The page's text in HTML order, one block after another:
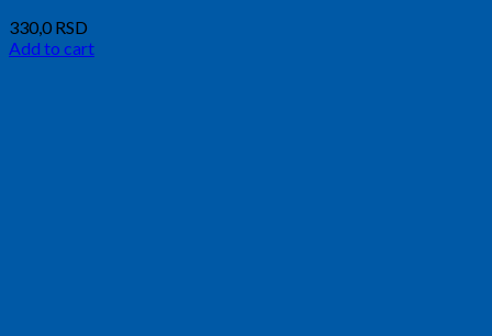
330,0 RSD
Add to cart